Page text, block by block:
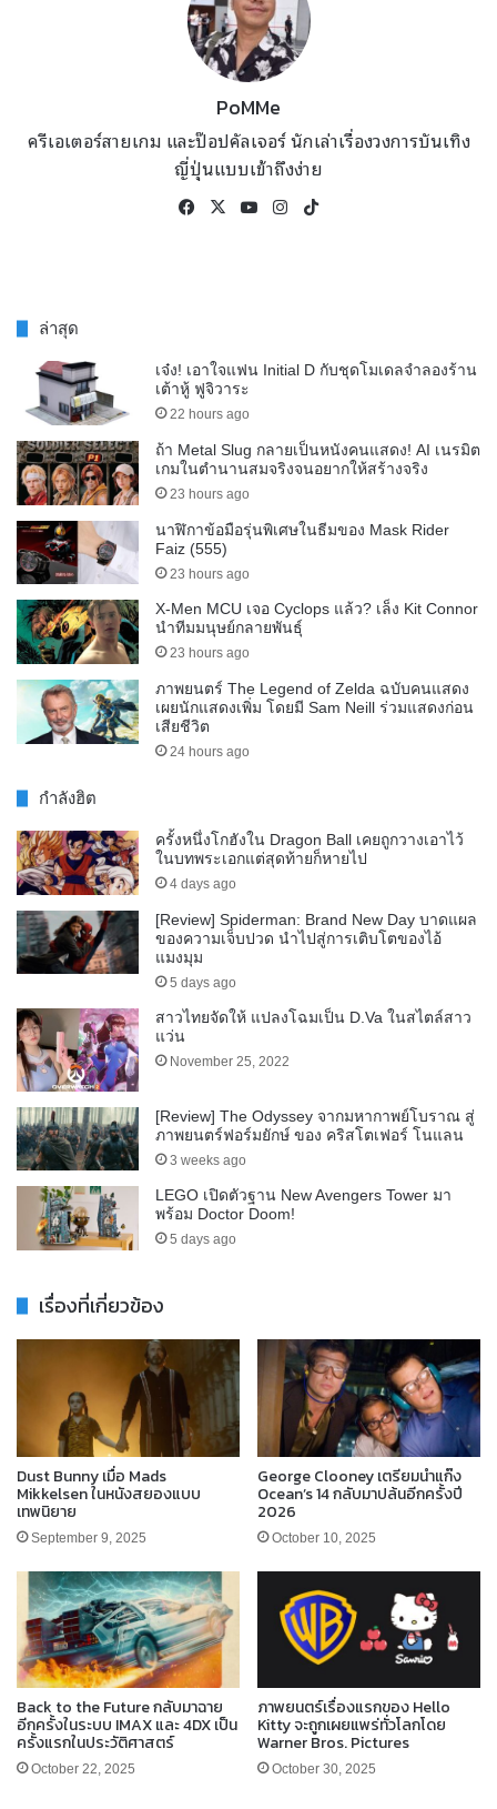
PoMMe
ครีเอเตอร์สายเกม และป๊อปคัลเจอร์ นักเล่าเรื่องวงการบันเทิง
ญี่ปุ่นแบบเข้าถึงง่าย
Facebook
X YouTubeInstagram
ล่าสุด
เจ๋ง! เอาใจแฟน Initial D กับชุดโมเดลจำลองร้าน
เต้าหู้ ฟูจิวาระ
22 hours ago
ถ้า Metal Slug กลายเป็นหนังคนแสดง! AI เนรมิต
เกมในตำนานสมจริงจนอยากให้สร้างจริง
23 hours ago
นาฬิกาข้อมือรุ่นพิเศษในธีมของ Mask Rider
Faiz (555)
23 hours ago
X-Men MCU เจอ Cyclops แล้ว? เล็ง Kit Connor
นำทีมมนุษย์กลายพันธุ์
23 hours ago
ภาพยนตร์ The Legend of Zelda ฉบับคนแสดง
เผยนักแสดงเพิ่ม โดยมี Sam Neill ร่วมแสดงก่อน
เสียชีวิต
24 hours ago
กำลังฮิต
ครั้งหนึ่งโกฮังใน Dragon Ball เคยถูกวางเอาไว้
ในบทพระเอกแต่สุดท้ายก็หายไป
4 days ago
[Review] Spiderman: Brand New Day บาดแผล
ของความเจ็บปวด นำไปสู่การเติบโตของไอ้
แมงมุม
5 days ago
สาวไทยจัดให้ แปลงโฉมเป็น D.Va ในสไตล์สาว
แว่น
November 25, 2022
[Review] The Odyssey จากมหากาพย์โบราณ สู่
ภาพยนตร์ฟอร์มยักษ์ ของ คริสโตเฟอร์ โนแลน
3 weeks ago
LEGO เปิดตัวฐาน New Avengers Tower มา
พร้อม Doctor Doom!
5 days ago
เรื่องที่เกี่ยวข้อง
Dust Bunny เมื่อ Mads
Mikkelsen ในหนังสยองแบบ
เทพนิยาย
September 9, 2025
George Clooney เตรียมนำแก๊ง
Ocean’s 14 กลับมาปล้นอีกครั้งปี
2026
October 10, 2025
Back to the Future กลับมาฉาย
อีกครั้งในระบบ IMAX และ 4DX เป็น
ครั้งแรกในประวัติศาสตร์
October 22, 2025
ภาพยนตร์เรื่องแรกของ Hello
Kitty จะถูกเผยแพร่ทั่วโลกโดย
Warner Bros. Pictures
October 30, 2025